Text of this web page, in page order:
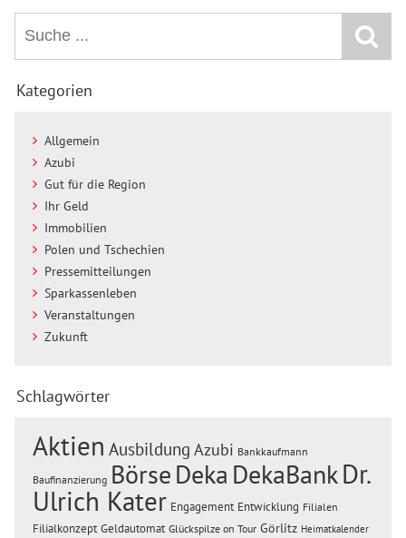
Kategorien
Allgemein
Azubi
Gut für die Region
Ihr Geld
Immobilien
Polen und Tschechien
Pressemitteilungen
Sparkassenleben
Veranstaltungen
Zukunft
Schlagwörter
Aktien Ausbildung Azubi Bankkaufmann
Baufinanzierung BörseDeka DekaBankDr.
Ulrich Kater Engagement Entwicklung Filialen
Filialkonzept Geldautomat Glückspilze on Tour Görlitz Heimatkalender